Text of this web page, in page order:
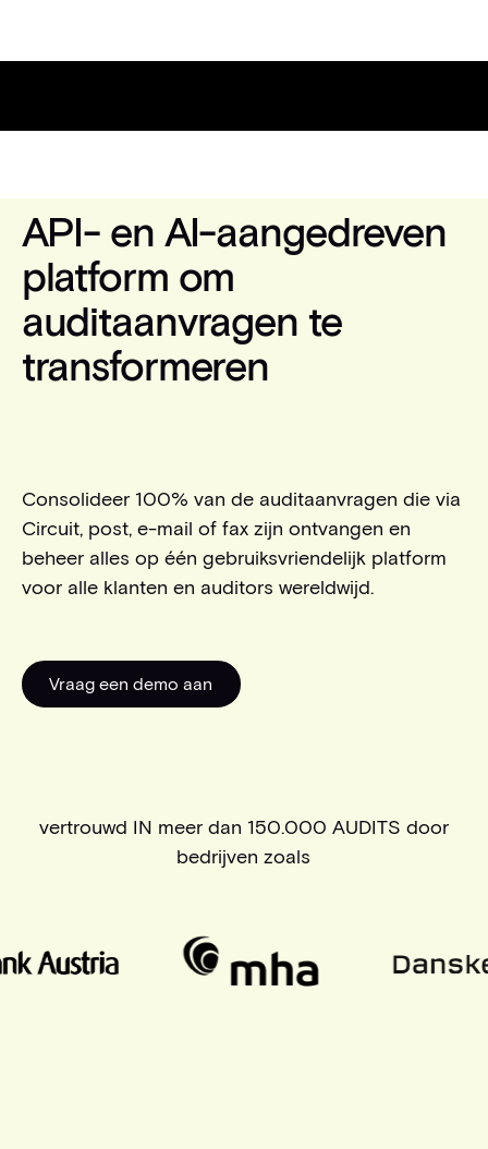
API- en AI-aangedreven
platform om
auditaanvragen te
transformeren
Consolideer 100% van de auditaanvragen die via
Circuit, post, e-mail of fax zijn ontvangen en
beheer alles op één gebruiksvriendelijk platform
voor alle klanten en auditors wereldwijd.
Vraag een demo aan
Vraag een demo aan
vertrouwd IN meer dan 150.000 AUDITS door
bedrijven zoals